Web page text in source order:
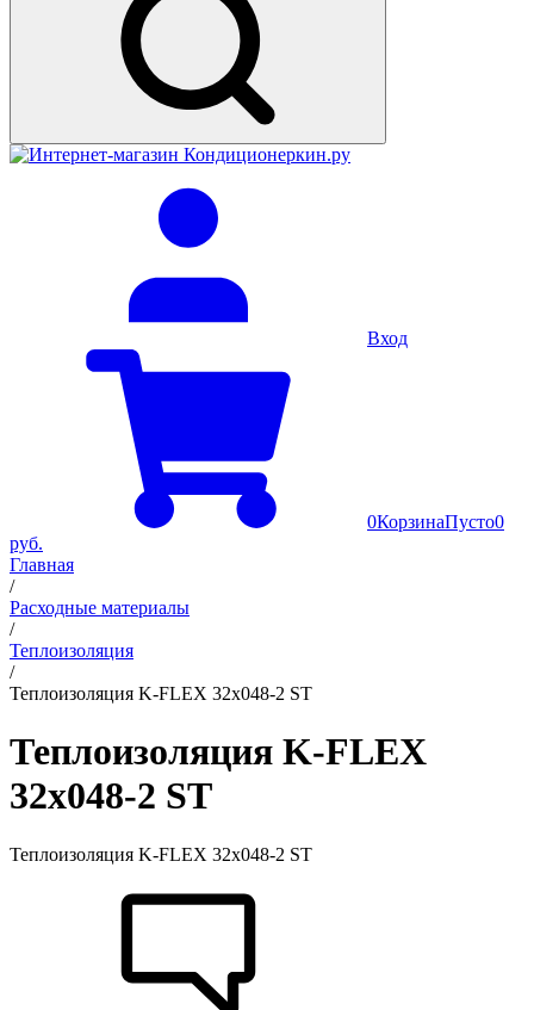
Вход
0КорзинаПусто0
руб.
Главная
/
Расходные материалы
/
Теплоизоляция
/
Теплоизоляция K-FLEX 32x048-2 ST
Теплоизоляция K-FLEX
32x048-2 ST
Теплоизоляция K-FLEX 32x048-2 ST